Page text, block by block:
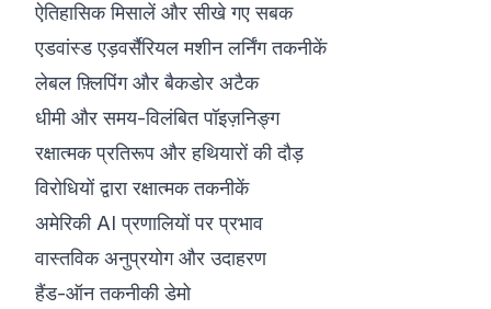
ऐतिहासिक मिसालें और सीखे गए सबक
एडवांस्ड एड़वर्सैरियल मशीन लर्निंग तकनीकें
लेबल फ़्लिपिंग और बैकडोर अटैक
धीमी और समय-विलंबित पॉइज़निङ्ग
रक्षात्मक प्रतिरूप और हथियारों की दौड़
विरोधियों द्वारा रक्षात्मक तकनीकें
अमेरिकी AI प्रणालियों पर प्रभाव
वास्तविक अनुप्रयोग और उदाहरण
हैंड-ऑन तकनीकी डेमो